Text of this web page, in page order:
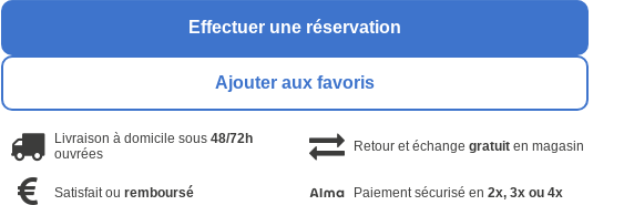
Effectuer une réservation
Ajouter aux favoris
Livraison à domicile sous48/72h
ouvrées
Retour et échange gratuiten magasin
Satisfait ouremboursé Paiement sécurisé en 2x, 3x ou 4x